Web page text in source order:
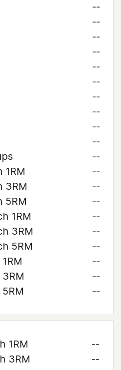
--
--
--
--
--
--
--
--
--
--
--
1RM
--
3RM
--
5RM
--
1RM
--
3RM
--
5RM
--
--
--
--
1RM
--
3RM
--